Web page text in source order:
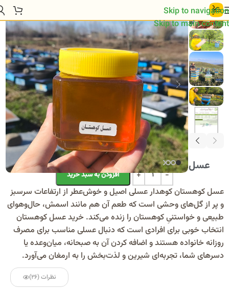
Skip to navigation
Skip to main content
خانه/محصول
عسل کوهستان 500 گرم | طعم اصیل کوهستان527/000تومان
افزودن به سبد خرید
Alternative:
عسل کوهستان کوهدار عسلی اصیل و خوش‌عطر از ارتفاعات سرسبز
و پر از گل‌های وحشی است که طعم آن هم مانند اسمش، حال‌وهوای
طبیعی و خواستنیِ کوهستان را زنده می‌کند. خرید عسل کوهستان
انتخاب خوبی برای افرادی است که دنبال عسلی مناسب برای مصرف
روزانه خانواده هستند و اضافه کردن آن به صبحانه، میان‌وعده یا
دسرهای شما، تجربه‌ای شیرین و لذت‌بخش را به ارمغان می‌آورد.
نظرات (26)